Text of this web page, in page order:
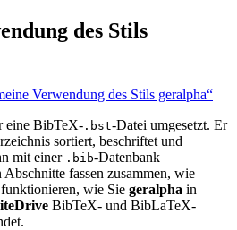
des Stils
Verwendung des Stils geralpha“
eine BibTeX- .bst-Datei umgesetzt. Er
sortiert, beschriftet und
mit einer .bib-Datenbank
fassen zusammen, wie
wie Sie geralpha in
BibTeX- und BibLaTeX-